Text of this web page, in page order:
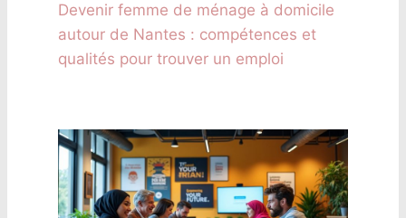
Devenir femme de ménage à domicile
autour de Nantes : compétences et
qualités pour trouver un emploi